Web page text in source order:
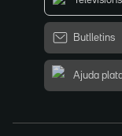
Butlletins
Ajuda